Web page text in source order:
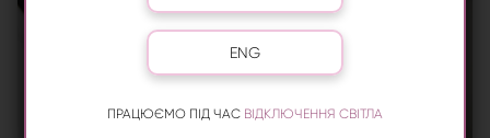
ENG
ПРАЦЮЄМО ПІД ЧАС ВІДКЛЮЧЕННЯ СВІТЛА